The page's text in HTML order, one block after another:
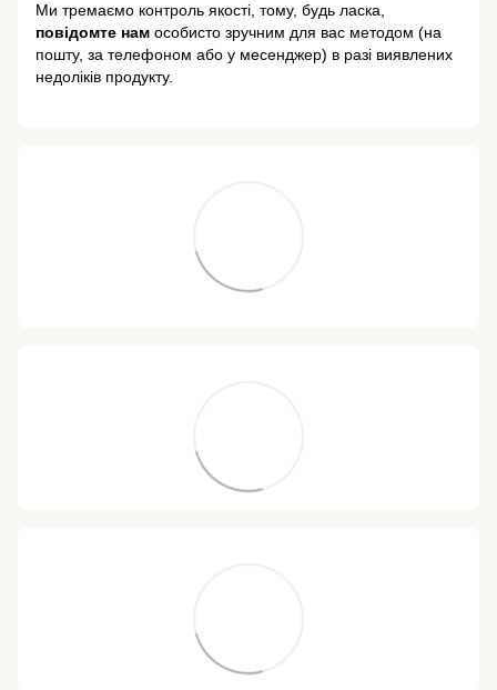
Ми тремаємо контроль якості, тому, будь ласка,
повідомте нам особисто зручним для вас методом (на
пошту, за телефоном або у месенджер) в разі виявлених
недоліків продукту.